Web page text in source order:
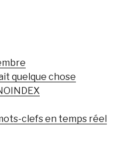
quelque chose
clefs en temps réel